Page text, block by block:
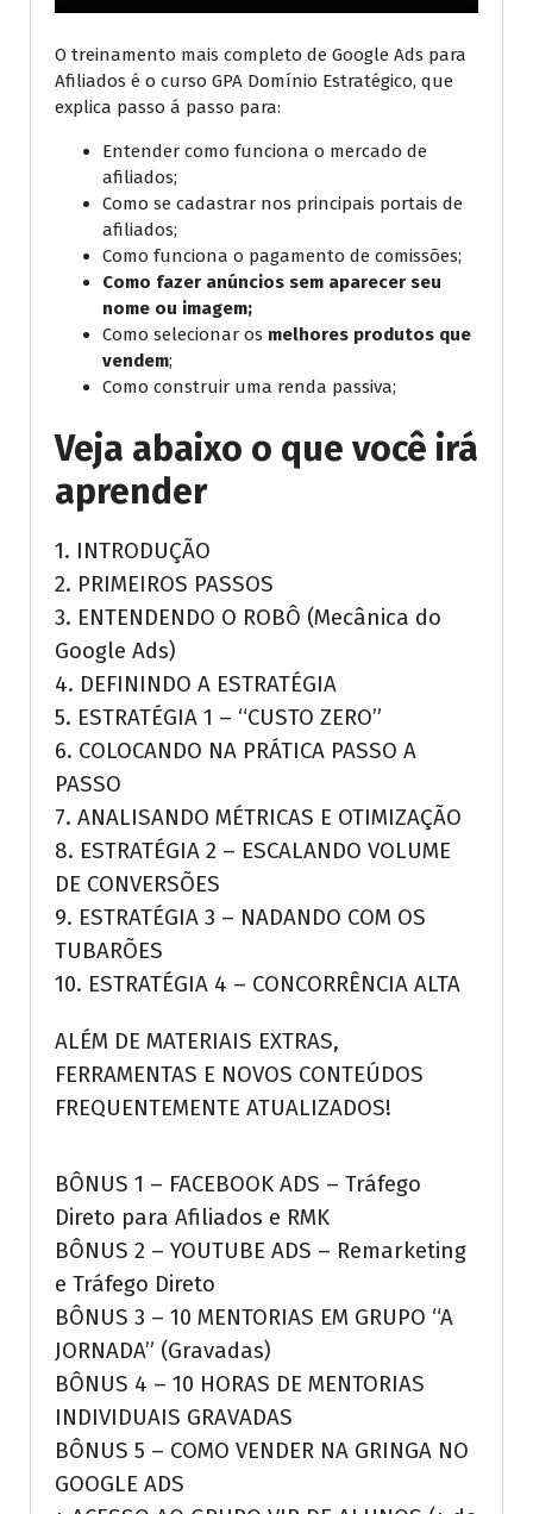
O treinamento mais completo de Google Ads para
Afiliados é o curso GPA Domínio Estratégico, que
explica passo á passo para:
Entender como funciona o mercado de
afiliados;
Como se cadastrar nos principais portais de
afiliados;
Como funciona o pagamento de comissões;
Como fazer anúncios sem aparecer seu
nome ou imagem;
Como selecionar os melhores produtos que
vendem;
Como construir uma renda passiva;
Veja abaixo o que você irá
aprender
1. INTRODUÇÃO
2. PRIMEIROS PASSOS
3. ENTENDENDO O ROBÔ (Mecânica do
Google Ads)
4. DEFININDO A ESTRATÉGIA
5. ESTRATÉGIA 1 – “CUSTO ZERO”
6. COLOCANDO NA PRÁTICA PASSO A
PASSO
7. ANALISANDO MÉTRICAS E OTIMIZAÇÃO
8. ESTRATÉGIA 2 – ESCALANDO VOLUME
DE CONVERSÕES
9. ESTRATÉGIA 3 – NADANDO COM OS
TUBARÕES
10. ESTRATÉGIA 4 – CONCORRÊNCIA ALTA
ALÉM DE MATERIAIS EXTRAS,
FERRAMENTAS E NOVOS CONTEÚDOS
FREQUENTEMENTE ATUALIZADOS!
BÔNUS 1 – FACEBOOK ADS – Tráfego
Direto para Afiliados e RMK
BÔNUS 2 – YOUTUBE ADS – Remarketing
e Tráfego Direto
BÔNUS 3 – 10 MENTORIAS EM GRUPO “A
JORNADA” (Gravadas)
BÔNUS 4 – 10 HORAS DE MENTORIAS
INDIVIDUAIS GRAVADAS
BÔNUS 5 – COMO VENDER NA GRINGA NO
GOOGLE ADS